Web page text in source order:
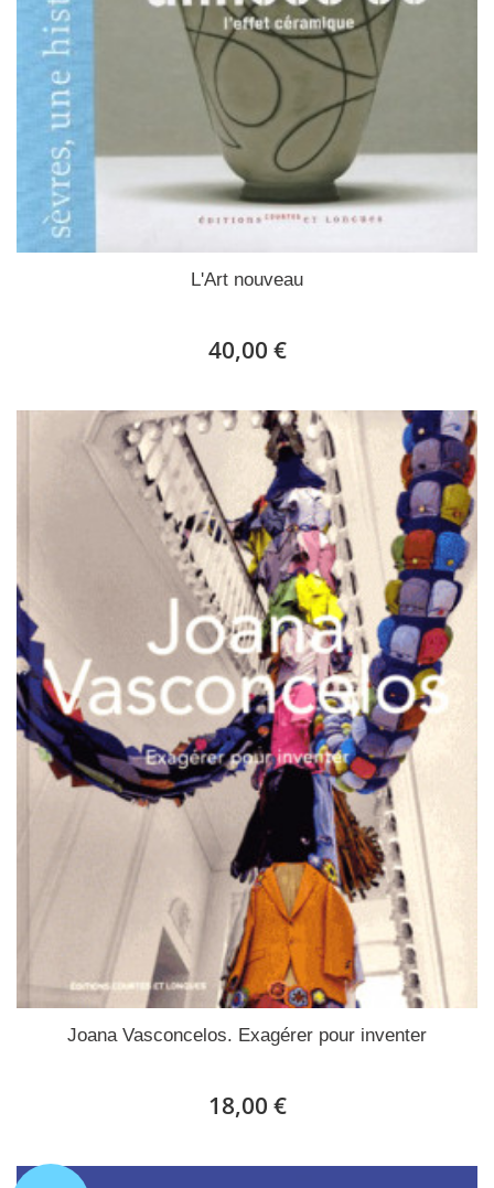
L'Art nouveau
40,00 €
Joana Vasconcelos. Exagérer pour inventer
18,00 €